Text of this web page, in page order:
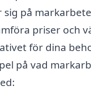
sig på
priser och
för dina
på vad